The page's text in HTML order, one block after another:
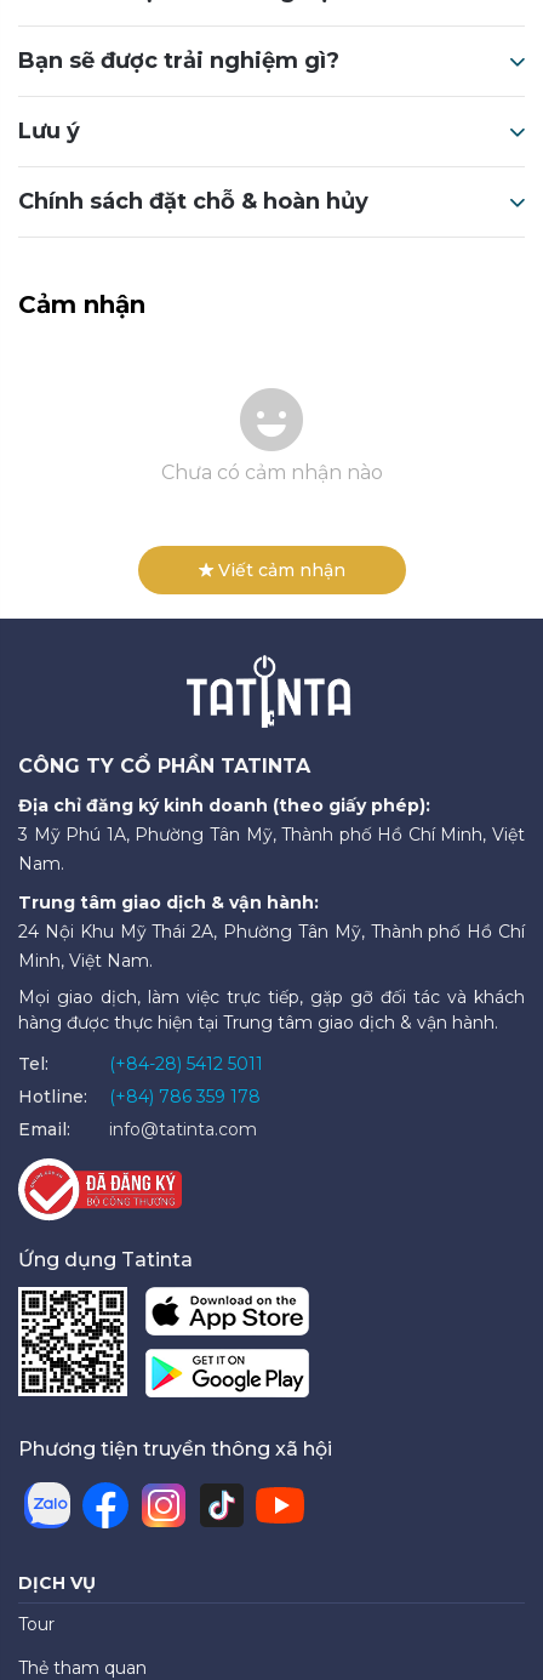
Bạn sẽ được trải nghiệm gì?
Lưu ý
Chính sách đặt chỗ & hoàn hủy
Cảm nhận
Chưa có cảm nhận nào
Viết cảm nhận
CÔNG TY CỔ PHẦN TATINTA
Địa chỉ đăng ký kinh doanh (theo giấy phép):
3 Mỹ Phú 1A, Phường Tân Mỹ, Thành phố Hồ Chí Minh, Việt
Nam.
Trung tâm giao dịch & vận hành:
24 Nội Khu Mỹ Thái 2A, Phường Tân Mỹ, Thành phố Hồ Chí
Minh, Việt Nam.
Mọi giao dịch, làm việc trực tiếp, gặp gỡ đối tác và khách
hàng được thực hiện tại Trung tâm giao dịch & vận hành.
Tel:
(+84-28) 5412 5011
Hotline:
(+84) 786 359 178
Email:
info@tatinta.com
Ứng dụng Tatinta
Phương tiện truyền thông xã hội
DỊCH VỤ
Tour
Thẻ tham quan